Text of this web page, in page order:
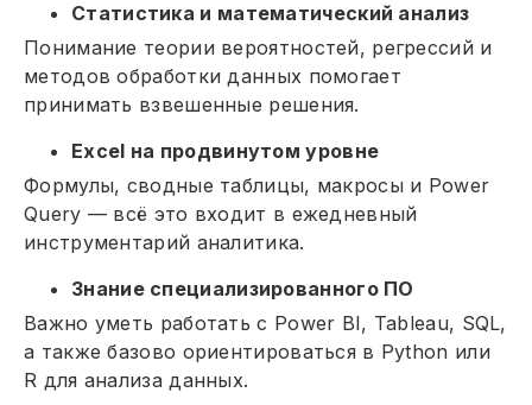
Статистика и математический анализ
Понимание теории вероятностей, регрессий и
методов обработки данных помогает
принимать взвешенные решения.
Excel на продвинутом уровне
Формулы, сводные таблицы, макросы и Power
Query — всё это входит в ежедневный
инструментарий аналитика.
Знание специализированного ПО
Важно уметь работать с Power BI, Tableau, SQL,
а также базово ориентироваться в Python или
R для анализа данных.